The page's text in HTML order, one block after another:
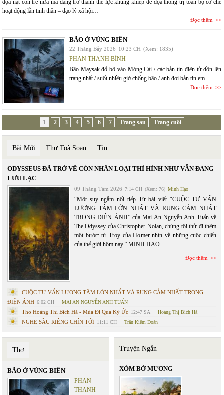
dọa nạt con trẻ nữa mà đang trở thành thế lực khủng khiếp đe dọa thống trị toàn bộ cơ chế
hoạt động lẫn tinh thần – đạo lý xã hội…
Đọc thêm
BÃO Ở VÙNG BIÊN
22 Tháng Bảy 2026 10:23 CH (Xem: 1835)
PHAN THANH BÌNH
Bão Maysak đổ bộ vào Móng Cái / các bản tin điện tử dồn lên
trang nhất / suốt nhiều giờ chống bão / anh đợi bản tin em
Đọc thêm
1 2 3 4 5 6 7 Trang sau Trang cuối
Bài Mới Thư Toà Soạn Tin
ODYSSEUS ĐÃ TRỞ VỀ CÒN NHÂN LOẠI THÌ HÌNH NHƯ VẪN ĐANG
LƯU LẠC
09 Tháng Tám 2026 7:14 CH (Xem: 76) Minh Hạo
“Một suy ngẫm nối tiếp Từ bài viết “CUỘC TỰ VẤN
LƯƠNG TÂM LỚN NHẤT VÀ RUNG CẢM NHẤT
TRONG ĐIỆN ẢNH” của Mai An Nguyễn Anh Tuấn về
The Odyssey của Christopher Nolan, chúng tôi thử đi thêm
một bước: từ Troy của Homer nhìn về những cuộc chiến
của thế giới hôm nay.” MINH HẠO -
Đọc thêm
CUỘC TỰ VẤN LƯƠNG TÂM LỚN NHẤT VÀ RUNG CẢM NHẤT TRONG
ĐIỆN ẢNH 6:02 CH MAI AN NGUYỄN ANH TUẤN
Thơ Hoàng Thị Bích Hà - Mùa Đi Qua Ký Ức 12:47 SA Hoàng Thị Bích Hà
NGHE SẦU RIÊNG CHÍN TỚI 11:11 CH Trần Kiêm Đoàn
Thơ
BÃO Ở VÙNG BIÊN
PHAN
THANH
Truyện Ngắn
XÓM BỜ MƯƠNG